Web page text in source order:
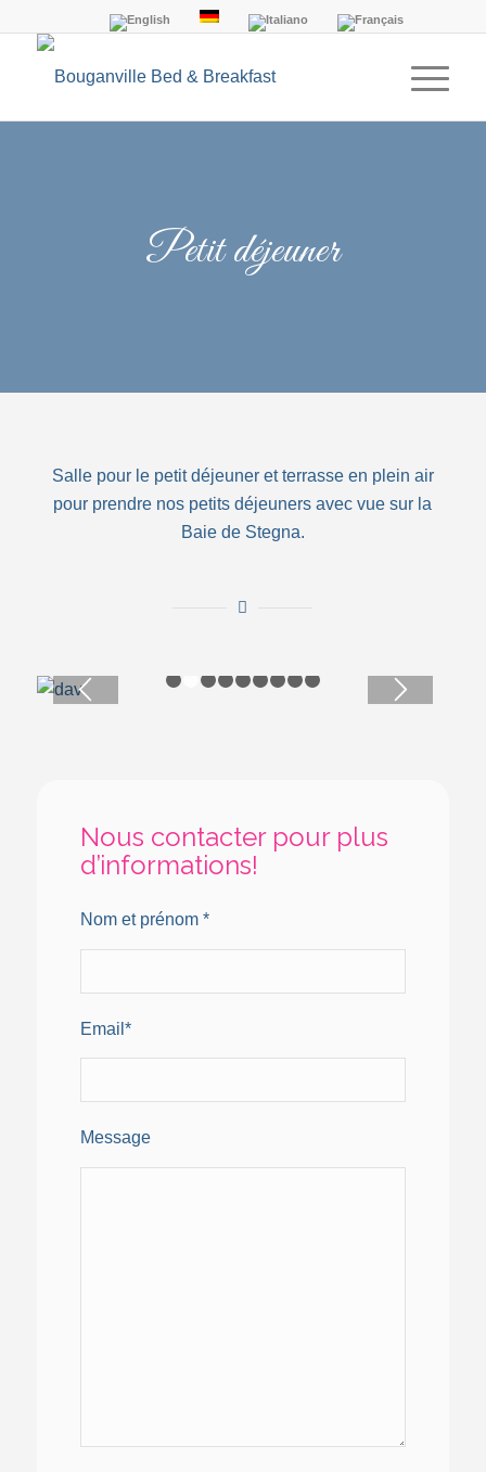
Petit déjeuner
Salle pour le petit déjeuner et terrasse en plein air
pour prendre nos petits déjeuners avec vue sur la
Baie de Stegna.
7 8
Nous contacter pour plus
d’informations!
Nom et prénom *
Email*
Message